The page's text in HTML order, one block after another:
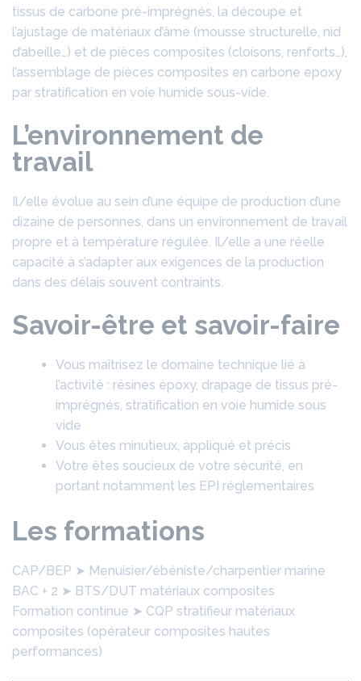
tissus de carbone pré-imprégnés, la découpe et
l’ajustage de matériaux d’âme (mousse structurelle, nid
d’abeille…) et de pièces composites (cloisons, renforts…),
l’assemblage de pièces composites en carbone epoxy
par stratification en voie humide sous-vide.
L’environnement de
travail
Il/elle évolue au sein d’une équipe de production d’une
dizaine de personnes, dans un environnement de travail
propre et à température régulée. Il/elle a une réelle
capacité à s’adapter aux exigences de la production
dans des délais souvent contraints.
Savoir-être et savoir-faire
Vous maîtrisez le domaine technique lié à
l’activité : résines époxy, drapage de tissus pré-
imprégnés, stratification en voie humide sous
vide
Vous êtes minutieux, appliqué et précis
Votre êtes soucieux de votre sécurité, en
portant notamment les EPI réglementaires
Les formations
CAP/BEP ➤ Menuisier/ébéniste/charpentier marine
BAC + 2 ➤ BTS/DUT matériaux composites
Formation continue ➤ CQP stratifieur matériaux
composites (opérateur composites hautes
performances)